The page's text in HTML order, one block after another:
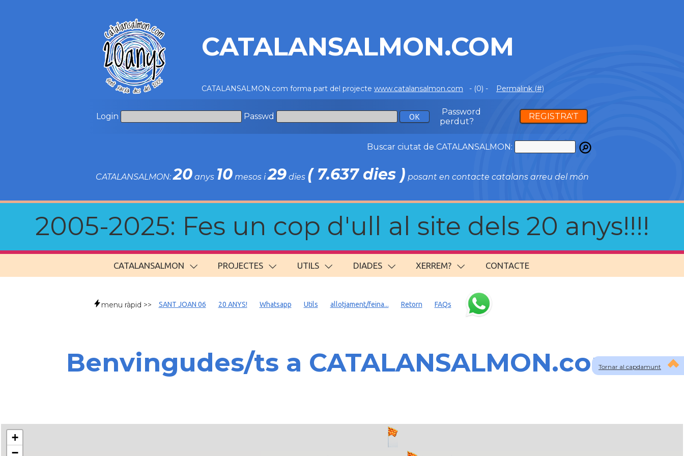
CATALANSALMON.COM
CATALANSALMON.com forma part del projecte www.catalansalmon.com - (0) - Permalink (#)
Login Passwd
Password
perdut?
REGISTRA'T
Buscar ciutat de CATALANSALMON:
CATALANSALMON:20anys 10mesos i29dies ( 7.637 dies ) posant en contacte catalans arreu del món
2005-2025: Fes un cop d'ull al site dels 20 anys!!!!
CATALANSALMON PROJECTES UTILS DIADES XERREM? CONTACTE
Tornar al capdamunt
menu ràpid >> SANT JOAN 06 20 ANYS! Whatsapp Utils allotjament/feina... Retorn FAQs
Benvingudes/ts a CATALANSALMON.com
+
−